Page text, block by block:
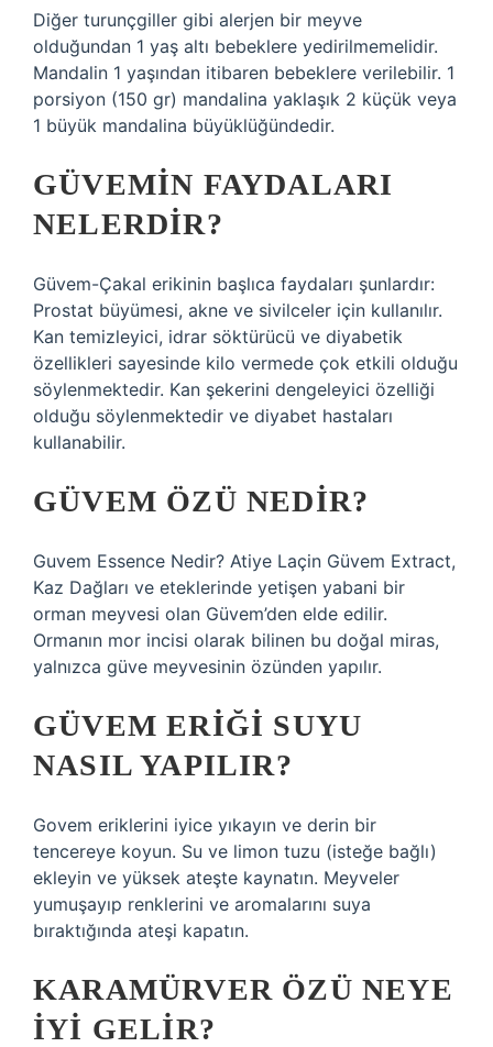
Diğer turunçgiller gibi alerjen bir meyve
olduğundan 1 yaş altı bebeklere yedirilmemelidir.
Mandalin 1 yaşından itibaren bebeklere verilebilir. 1
porsiyon (150 gr) mandalina yaklaşık 2 küçük veya
1 büyük mandalina büyüklüğündedir.
GÜVEMIN FAYDALARI
NELERDIR?
Güvem-Çakal erikinin başlıca faydaları şunlardır:
Prostat büyümesi, akne ve sivilceler için kullanılır.
Kan temizleyici, idrar söktürücü ve diyabetik
özellikleri sayesinde kilo vermede çok etkili olduğu
söylenmektedir. Kan şekerini dengeleyici özelliği
olduğu söylenmektedir ve diyabet hastaları
kullanabilir.
GÜVEM ÖZÜ NEDIR?
Guvem Essence Nedir? Atiye Laçin Güvem Extract,
Kaz Dağları ve eteklerinde yetişen yabani bir
orman meyvesi olan Güvem’den elde edilir.
Ormanın mor incisi olarak bilinen bu doğal miras,
yalnızca güve meyvesinin özünden yapılır.
GÜVEM ERIĞI SUYU
NASIL YAPILIR?
Govem eriklerini iyice yıkayın ve derin bir
tencereye koyun. Su ve limon tuzu (isteğe bağlı)
ekleyin ve yüksek ateşte kaynatın. Meyveler
yumuşayıp renklerini ve aromalarını suya
bıraktığında ateşi kapatın.
KARAMÜRVER ÖZÜ NEYE
IYI GELIR?